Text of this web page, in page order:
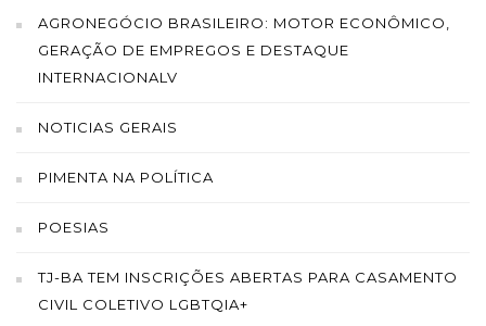
AGRONEGÓCIO BRASILEIRO: MOTOR ECONÔMICO,
GERAÇÃO DE EMPREGOS E DESTAQUE
INTERNACIONALV
NOTICIAS GERAIS
PIMENTA NA POLÍTICA
POESIAS
TJ-BA TEM INSCRIÇÕES ABERTAS PARA CASAMENTO
CIVIL COLETIVO LGBTQIA+